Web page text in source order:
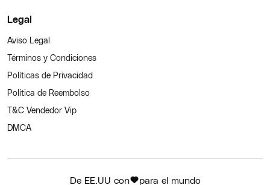
Legal
Aviso Legal
Términos y Condiciones
Políticas de Privacidad
Política de Reembolso
T&C Vendedor Vip
DMCA
De EE.UU con para el mundo